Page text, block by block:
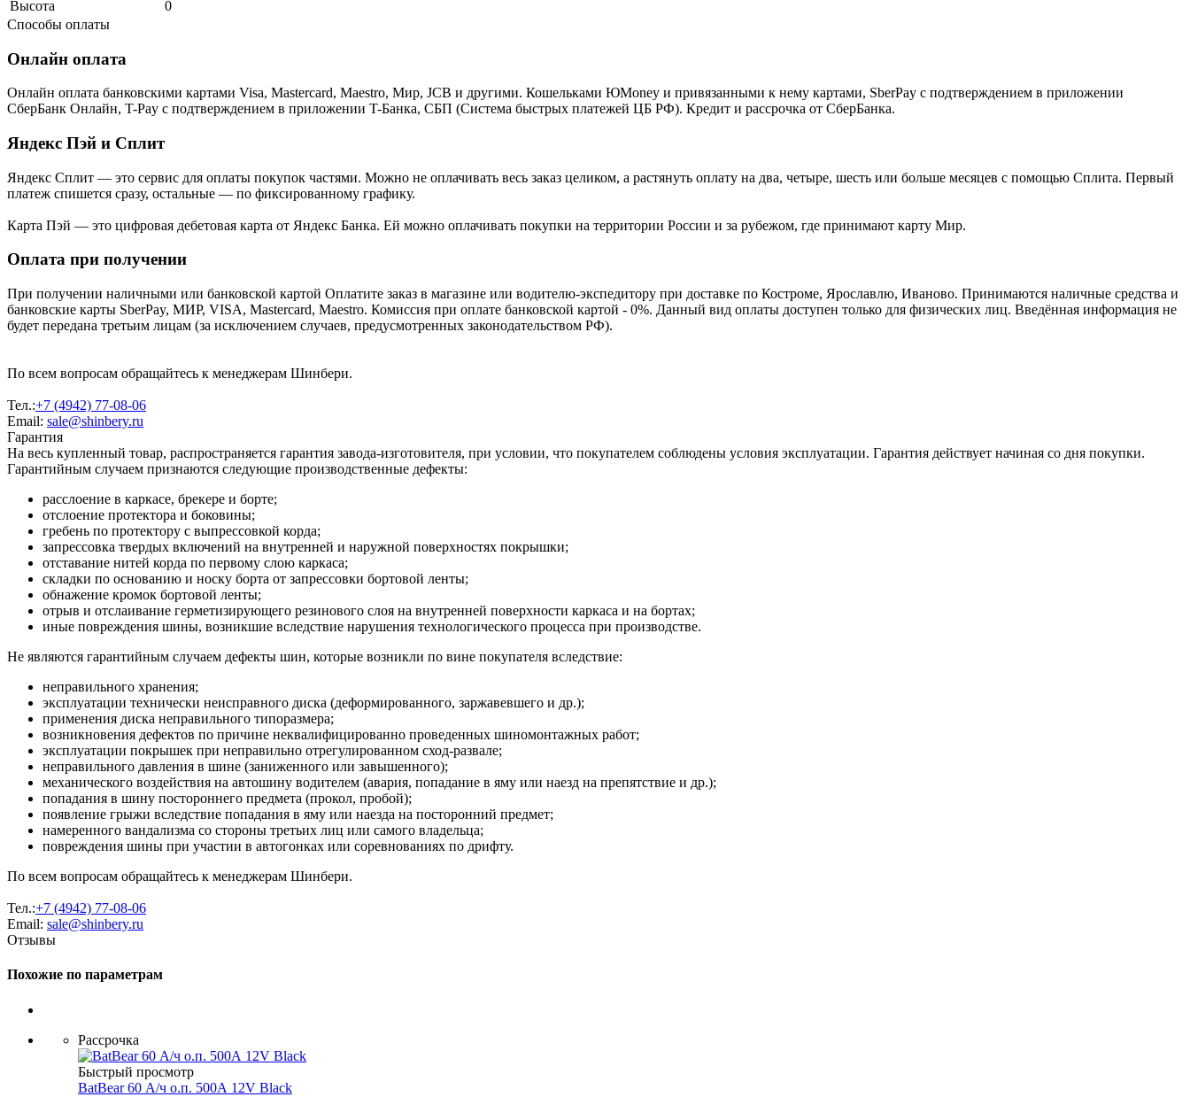
Высота
0
Способы оплаты
Онлайн оплата
Онлайн оплата банковскими картами Visa, Mastercard, Maestro, Мир, JCB и другими. Кошельками ЮMoney и привязанными к нему картами, SberPay с подтверждением в приложении
СберБанк Онлайн, T-Pay с подтверждением в приложении T-Банка, СБП (Система быстрых платежей ЦБ РФ). Кредит и рассрочка от СберБанка.
Яндекс Пэй и Сплит
Яндекс Cплит — это сервис для оплаты покупок частями. Можно не оплачивать весь заказ целиком, а растянуть оплату на два, четыре, шесть или больше месяцев с помощью Сплита. Первый
платеж спишется сразу, остальные — по фиксированному графику.
Карта Пэй — это цифровая дебетовая карта от Яндекс Банка. Ей можно оплачивать покупки на территории России и за рубежом, где принимают карту Мир.
Оплата при получении
При получении наличными или банковской картой Оплатите заказ в магазине или водителю-экспедитору при доставке по Костроме, Ярославлю, Иваново. Принимаются наличные средства и
банковские карты SberPay, МИР, VISA, Mastercard, Maestro. Комиссия при оплате банковской картой - 0%. Данный вид оплаты доступен только для физических лиц. Введённая информация не
будет передана третьим лицам (за исключением случаев, предусмотренных законодательством РФ).
По всем вопросам обращайтесь к менеджерам Шинбери.
Тел.:+7 (4942) 77-08-06
Email: sale@shinbery.ru
Гарантия
На весь купленный товар, распространяется гарантия завода-изготовителя, при условии, что покупателем соблюдены условия эксплуатации. Гарантия действует начиная со дня покупки.
Гарантийным случаем признаются следующие производственные дефекты:
расслоение в каркасе, брекере и борте;
отслоение протектора и боковины;
гребень по протектору с выпрессовкой корда;
запрессовка твердых включений на внутренней и наружной поверхностях покрышки;
отставание нитей корда по первому слою каркаса;
складки по основанию и носку борта от запрессовки бортовой ленты;
обнажение кромок бортовой ленты;
отрыв и отслаивание герметизирующего резинового слоя на внутренней поверхности каркаса и на бортах;
иные повреждения шины, возникшие вследствие нарушения технологического процесса при производстве.
Не являются гарантийным случаем дефекты шин, которые возникли по вине покупателя вследствие:
неправильного хранения;
эксплуатации технически неисправного диска (деформированного, заржавевшего и др.);
применения диска неправильного типоразмера;
возникновения дефектов по причине неквалифицированно проведенных шиномонтажных работ;
эксплуатации покрышек при неправильно отрегулированном сход-развале;
неправильного давления в шине (заниженного или завышенного);
механического воздействия на автошину водителем (авария, попадание в яму или наезд на препятствие и др.);
попадания в шину постороннего предмета (прокол, пробой);
появление грыжи вследствие попадания в яму или наезда на посторонний предмет;
намеренного вандализма со стороны третьих лиц или самого владельца;
повреждения шины при участии в автогонках или соревнованиях по дрифту.
По всем вопросам обращайтесь к менеджерам Шинбери.
Тел.:+7 (4942) 77-08-06
Email: sale@shinbery.ru
Отзывы
Похожие по параметрам
Рассрочка
Быстрый просмотр
BatBear 60 А/ч о.п. 500А 12V Black